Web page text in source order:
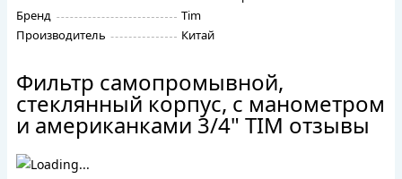
Бренд
Tim
Производитель
Китай
Фильтр самопромывной,
стеклянный корпус, с манометром
и американками 3/4" TIM отзывы